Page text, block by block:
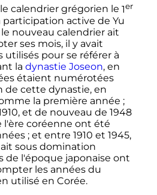
calendrier grégorien le 1er
participation active de Yu
nouveau calendrier ait
ses mois, il y avait
utilisés pour se référer à
la dynastie Joseon, en
étaient numérotées
de cette dynastie, en
la première année ;
et de nouveau de 1948
l'ère coréenne ont été
; et entre 1910 et 1945,
sous domination
de l'époque japonaise ont
les années du
utilisé en Corée.